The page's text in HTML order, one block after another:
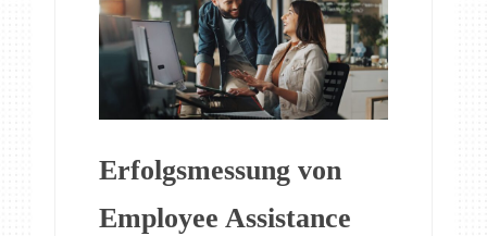
Erfolgsmessung von
Employee Assistance